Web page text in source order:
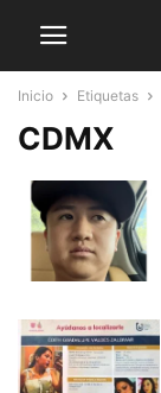
Inicio Etiquetas
CDMX